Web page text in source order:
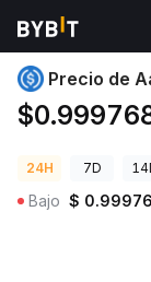
Precios de
Precio de
24H 7D
Bajo $